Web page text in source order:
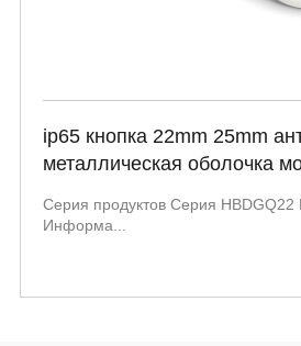
ip65 кнопка 22mm 25mm
металлическая оболочка
нажмите кнопку
Серия продуктов Серия HBDGQ22
Информа...